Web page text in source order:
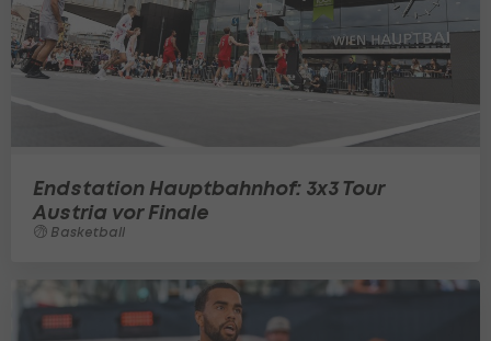
Endstation Hauptbahnhof: 3x3 Tour
Austria vor Finale
Basketball